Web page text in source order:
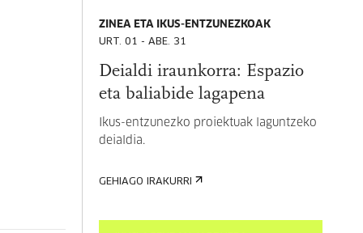
ZINEA ETA IKUS-ENTZUNEZKOAK
URT. 01 - ABE. 31
Deialdi iraunkorra: Espazio
eta baliabide lagapena
Ikus-entzunezko proiektuak laguntzeko
deialdia.
GEHIAGO IRAKURRI